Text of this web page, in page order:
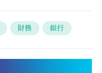
財務 銀行